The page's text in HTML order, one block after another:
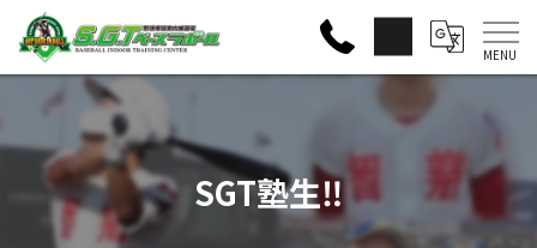
SGT塾生‼️